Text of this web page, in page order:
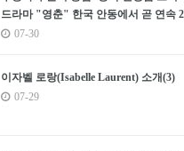
드라마 "영춘" 한국 안동에서 곧 연속
07-30
이자벨 로랑(Isabelle Laurent) 소개(3)
07-29